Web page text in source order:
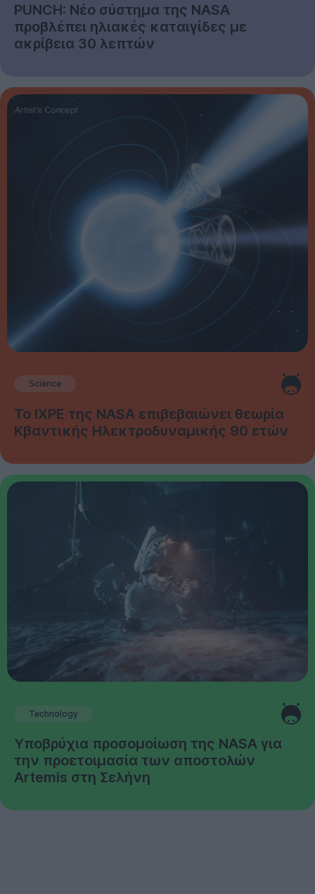
PUNCH: Νέο σύστημα της NASA
προβλέπει ηλιακές καταιγίδες με
ακρίβεια 30 λεπτών
Science
Το IXPE της NASA επιβεβαιώνει θεωρία
Κβαντικής Ηλεκτροδυναμικής 90 ετών
Technology
Υποβρύχια προσομοίωση της NASA για
την προετοιμασία των αποστολών
Artemis στη Σελήνη